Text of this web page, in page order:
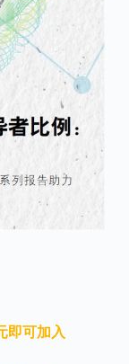
即可加入